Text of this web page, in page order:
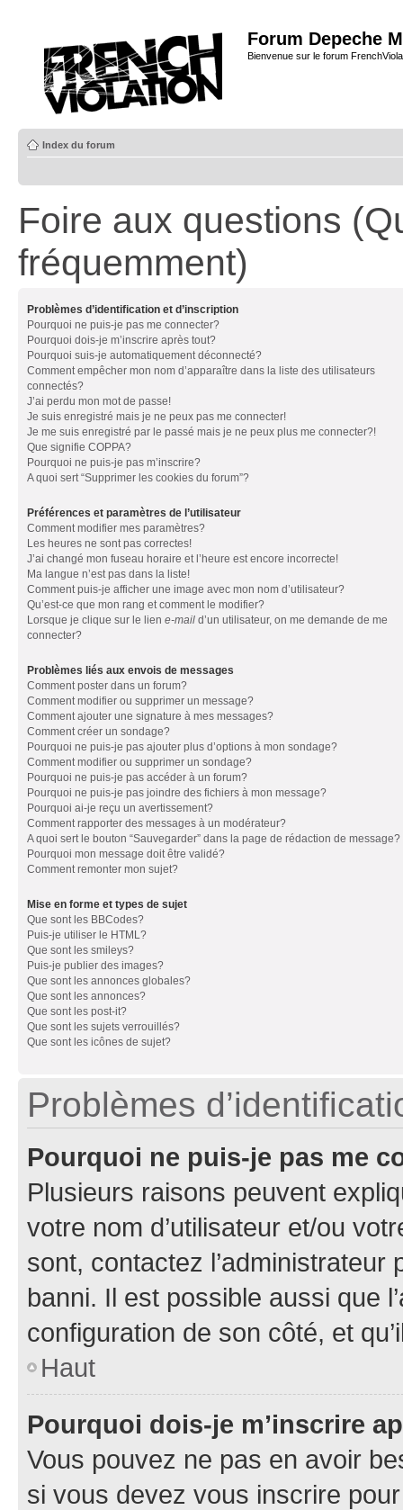
Forum Depeche
Bienvenue sur le forum
Index du forum
Foire aux questions
fréquemment)
Problèmes d’identification et d’inscription
Pourquoi ne puis-je pas me connecter?
Pourquoi dois-je m’inscrire après tout?
Pourquoi suis-je automatiquement déconnecté?
Comment empêcher mon nom d’apparaître dans la liste des utilisateurs
connectés?
J’ai perdu mon mot de passe!
Je suis enregistré mais je ne peux pas me connecter!
Je me suis enregistré par le passé mais je ne peux plus me connecter?!
Que signifie COPPA?
Pourquoi ne puis-je pas m’inscrire?
A quoi sert “Supprimer les cookies du forum”?
Préférences et paramètres de l’utilisateur
Comment modifier mes paramètres?
Les heures ne sont pas correctes!
J’ai changé mon fuseau horaire et l’heure est encore incorrecte!
Ma langue n’est pas dans la liste!
Comment puis-je afficher une image avec mon nom d’utilisateur?
Qu’est-ce que mon rang et comment le modifier?
Lorsque je clique sur le lien e-mail d’un utilisateur, on me demande de me
connecter?
Problèmes liés aux envois de messages
Comment poster dans un forum?
Comment modifier ou supprimer un message?
Comment ajouter une signature à mes messages?
Comment créer un sondage?
Pourquoi ne puis-je pas ajouter plus d’options à mon sondage?
Comment modifier ou supprimer un sondage?
Pourquoi ne puis-je pas accéder à un forum?
Pourquoi ne puis-je pas joindre des fichiers à mon message?
Pourquoi ai-je reçu un avertissement?
Comment rapporter des messages à un modérateur?
A quoi sert le bouton “Sauvegarder” dans la page de rédaction de message?
Pourquoi mon message doit être validé?
Comment remonter mon sujet?
Mise en forme et types de sujet
Que sont les BBCodes?
Puis-je utiliser le HTML?
Que sont les smileys?
Puis-je publier des images?
Que sont les annonces globales?
Que sont les annonces?
Que sont les post-it?
Que sont les sujets verrouillés?
Que sont les icônes de sujet?
Problèmes
Pourquoi ne puis-je pas me
Plusieurs raisons peuvent
votre nom d’utilisateur et/ou
sont, contactez l’administrateur
banni. Il est possible aussi que
configuration de son côté, et
Haut
Pourquoi dois-je m’inscrire
Vous pouvez ne pas en avoir
si vous devez vous inscrire